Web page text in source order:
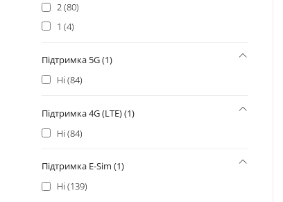
2 (80)
1 (4)
Підтримка 5G (1)
Ні (84)
Підтримка 4G (LTE) (1)
Ні (84)
Підтримка E-Sim (1)
Ні (139)